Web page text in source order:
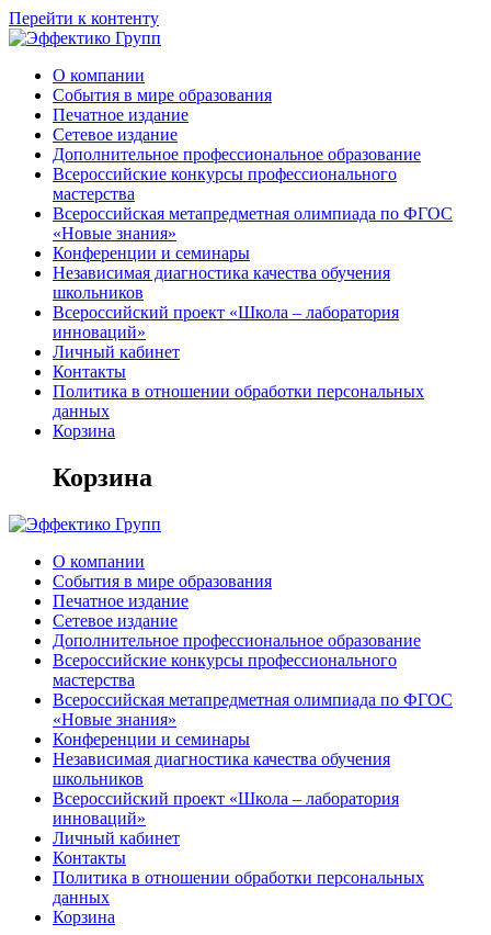
Перейти к контенту
О компании
События в мире образования
Печатное издание
Сетевое издание
Дополнительное профессиональное образование
Всероссийские конкурсы профессионального
мастерства
Всероссийская метапредметная олимпиада по ФГОС
«Новые знания»
Конференции и семинары
Независимая диагностика качества обучения
школьников
Всероссийский проект «Школа – лаборатория
инноваций»
Личный кабинет
Контакты
Политика в отношении обработки персональных
данных
Корзина
Корзина
О компании
События в мире образования
Печатное издание
Сетевое издание
Дополнительное профессиональное образование
Всероссийские конкурсы профессионального
мастерства
Всероссийская метапредметная олимпиада по ФГОС
«Новые знания»
Конференции и семинары
Независимая диагностика качества обучения
школьников
Всероссийский проект «Школа – лаборатория
инноваций»
Личный кабинет
Контакты
Политика в отношении обработки персональных
данных
Корзина